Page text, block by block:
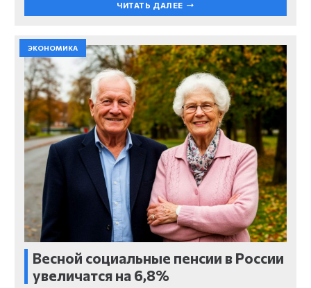
ЧИТАТЬ ДАЛЕЕ
ЭКОНОМИКА
Весной социальные пенсии в России
увеличатся на 6,8%